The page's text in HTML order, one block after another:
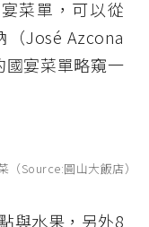
菜單，可以從
José Azcona
宴菜單略窺一
Source:圓山大飯店）
與水果，另外8